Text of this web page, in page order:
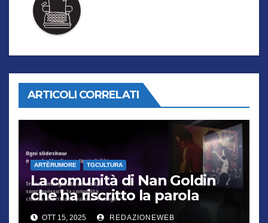
ARTICOLI CORRELATI
ARTÈRUMORE TGCULTURA
La comunità di Nan Goldin
che ha riscritto la parola
“famiglia”
OTT 15, 2025 REDAZIONEWEB